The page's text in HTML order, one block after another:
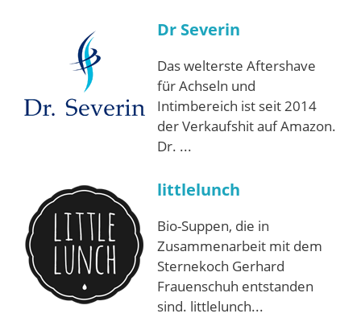
Dr Severin
Das welterste Aftershave
für Achseln und
Intimbereich ist seit 2014
der Verkaufshit auf Amazon.
Dr. ...
littlelunch
Bio-Suppen, die in
Zusammenarbeit mit dem
Sternekoch Gerhard
Frauenschuh entstanden
sind. littlelunch...